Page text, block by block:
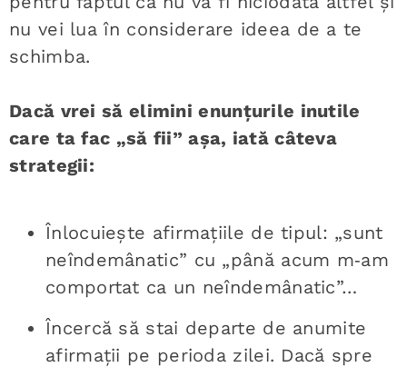
nu vei lua în considerare ideea de a te
schimba.
Dacă vrei să elimini enunțurile inutile
care ta fac „să fii” așa, iată câteva
strategii:
Înlocuiește afirmațiile de tipul: „sunt
neîndemânatic” cu „până acum m‑am
comportat ca un neîndemânatic”…
Încercă să stai departe de anumite
afirmații pe perioda zilei. Dacă spre